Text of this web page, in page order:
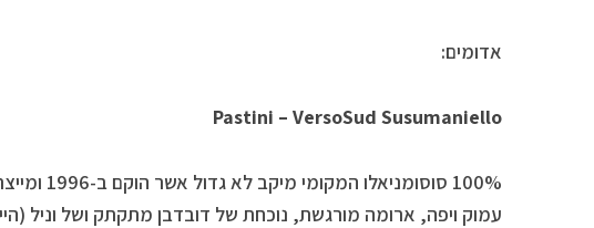
אדומים:
Pastini – VersoSud Susumaniello